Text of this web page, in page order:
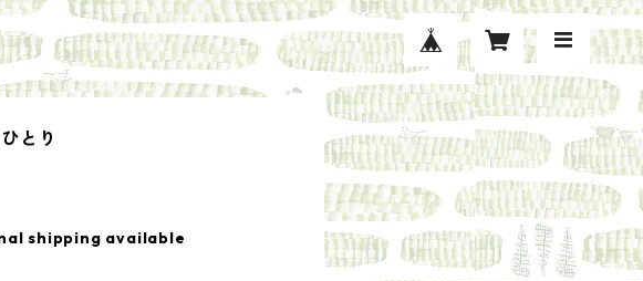
とり
shipping available